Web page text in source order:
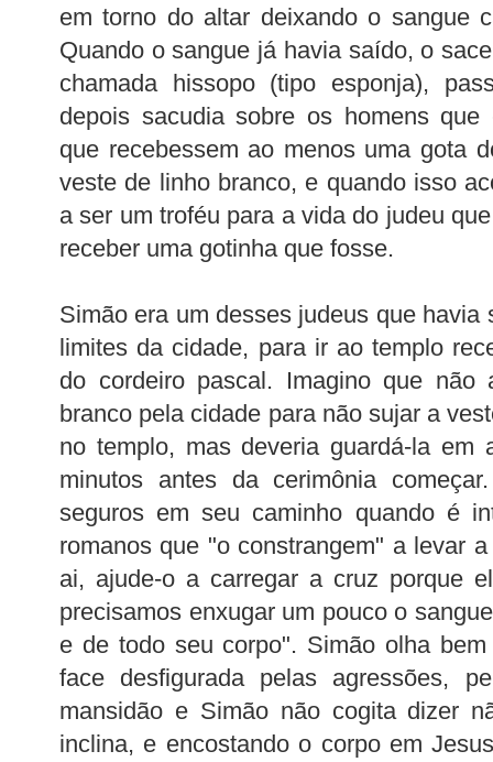
em torno do altar deixando o sangue
Quando o sangue já havia saído, o
chamada hissopo (tipo esponja),
depois sacudia sobre os homens que
que recebessem ao menos uma gota
veste de linho branco, e quando isso
a ser um troféu para a vida do judeu
receber uma gotinha que fosse.
Simão era um desses judeus que havia
limites da cidade, para ir ao templo
do cordeiro pascal. Imagino que não
branco pela cidade para não sujar a
no templo, mas deveria guardá-la em
minutos antes da cerimônia
seguros em seu caminho quando é
romanos que "o constrangem" a levar
ai, ajude-o a carregar a cruz porque
precisamos enxugar um pouco o
e de todo seu corpo". Simão olha
face desfigurada pelas agressões,
mansidão e Simão não cogita dizer
inclina, e encostando o corpo em